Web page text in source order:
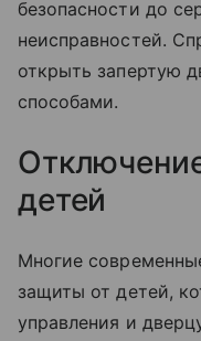
безопасности до
неисправностей.
открыть запертую
способами.
детей
Многие
защиты от детей,
управления и